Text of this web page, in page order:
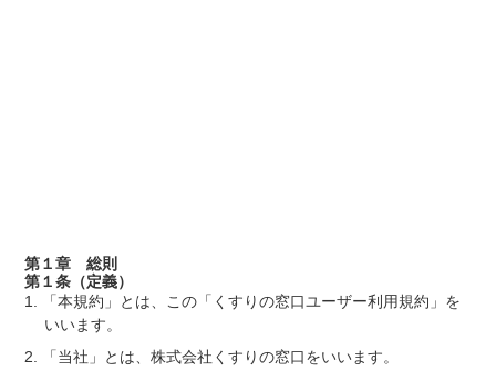
第１章 総則
第１条（定義）
「本規約」とは、この「くすりの窓口ユーザー利用規約」を
いいます。
「当社」とは、株式会社くすりの窓口をいいます。